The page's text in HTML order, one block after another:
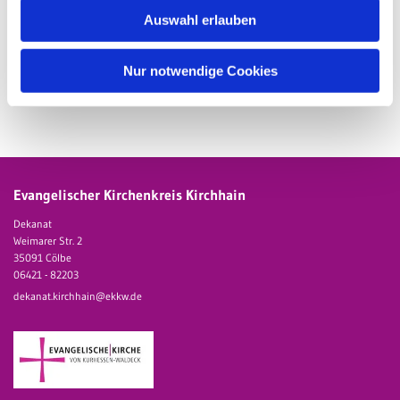
Auswahl erlauben
Nur notwendige Cookies
Feed
Evangelischer Kirchenkreis Kirchhain
Dekanat
Weimarer Str. 2
35091 Cölbe
06421 - 82203
dekanat.kirchhain@ekkw.de